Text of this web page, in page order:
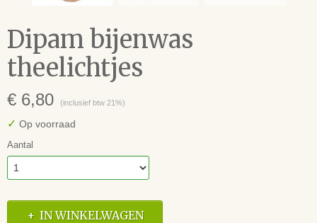
Dipam bijenwas
theelichtjes
€ 6,80 (inclusief btw 21%)
✓ Op voorraad
Aantal
IN WINKELWAGEN